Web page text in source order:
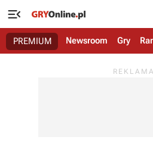

PREMIUM Newsroom Gry